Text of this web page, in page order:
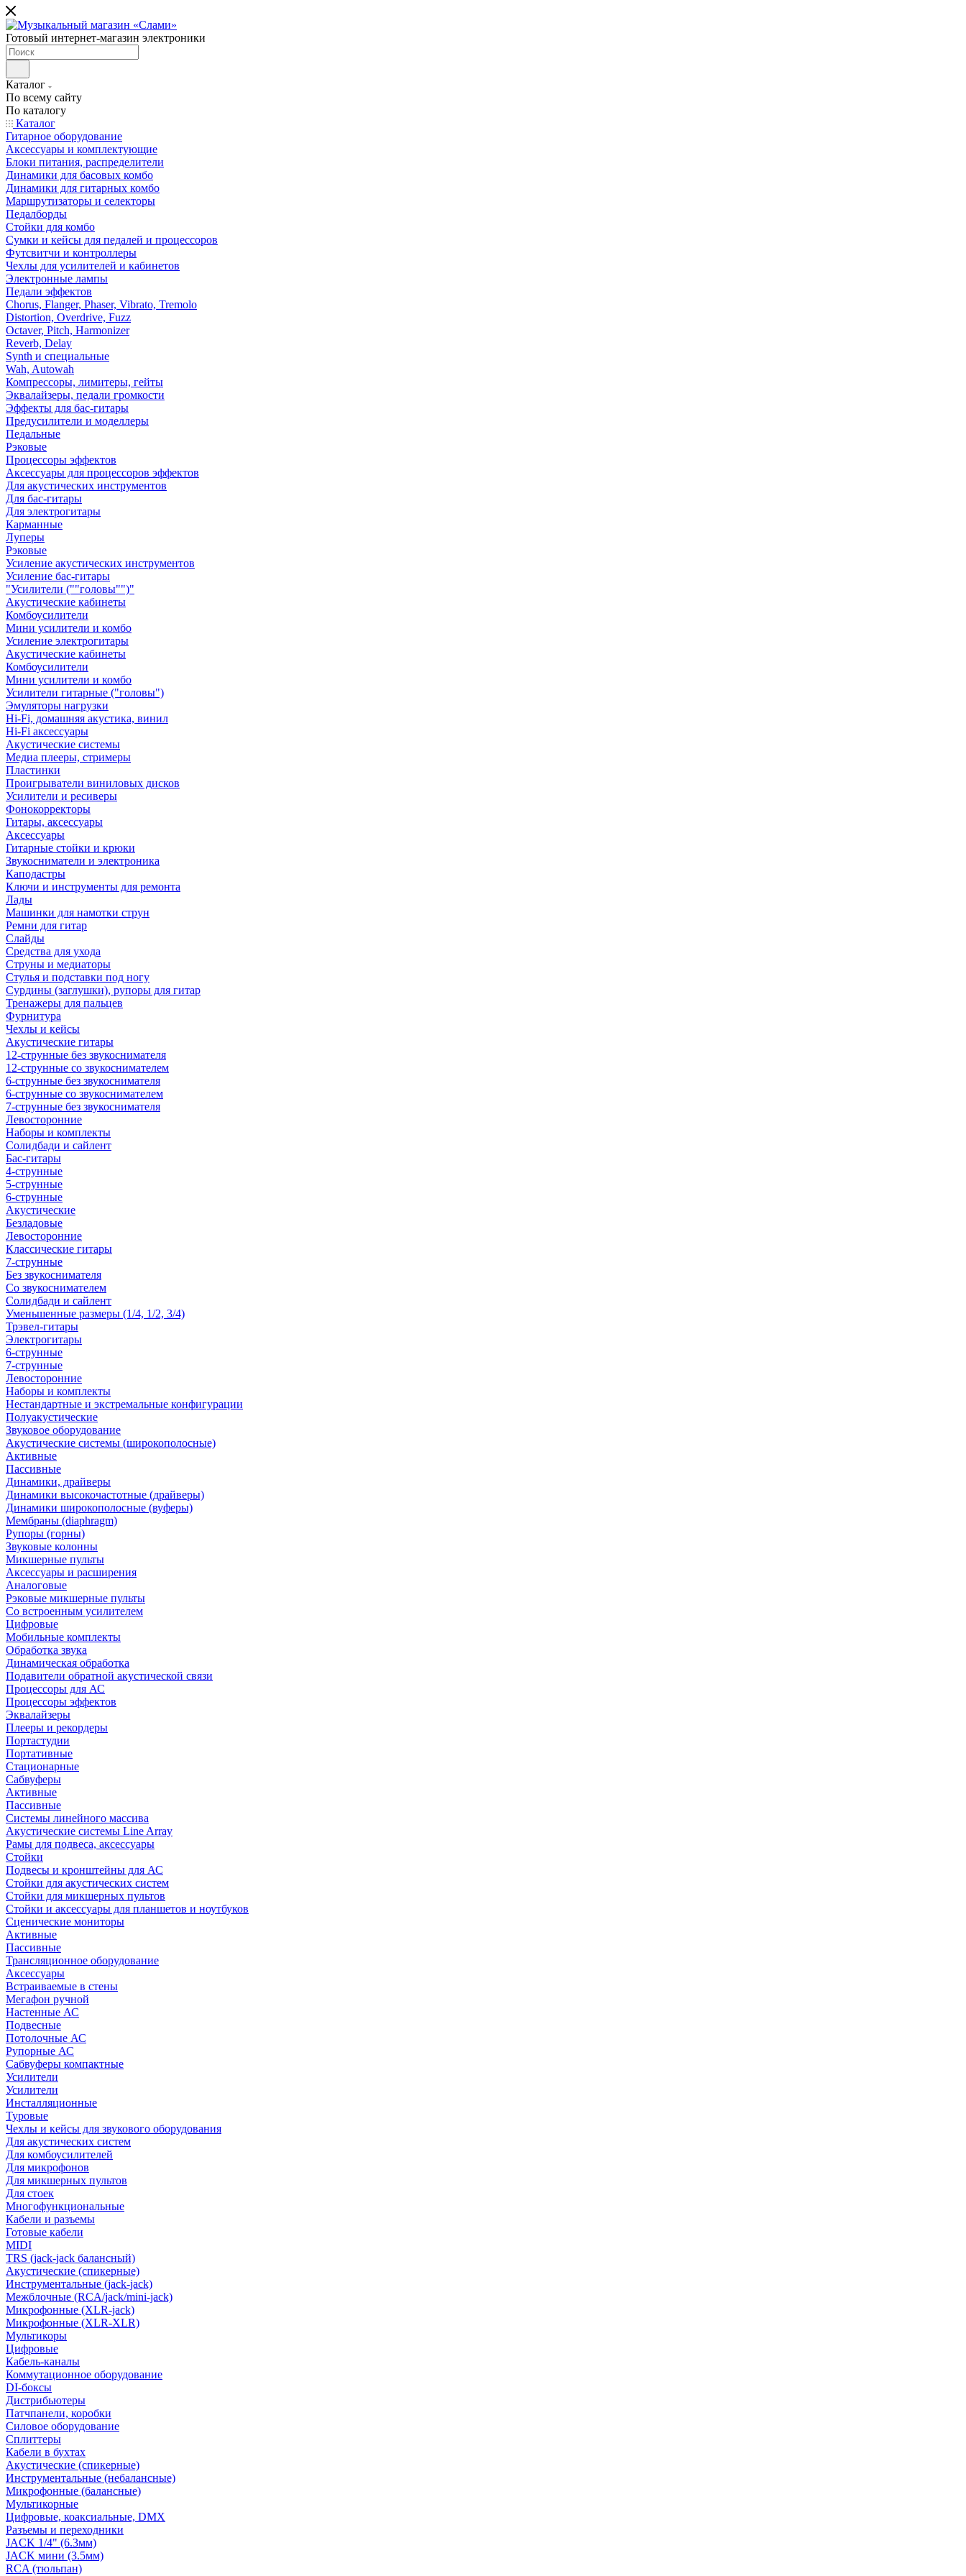
Готовый интернет-магазин электроники
Каталог
По всему сайту
По каталогу
Каталог
Гитарное оборудование
Аксессуары и комплектующие
Блоки питания, распределители
Динамики для басовых комбо
Динамики для гитарных комбо
Маршрутизаторы и селекторы
Педалборды
Стойки для комбо
Сумки и кейсы для педалей и процессоров
Футсвитчи и контроллеры
Чехлы для усилителей и кабинетов
Электронные лампы
Педали эффектов
Chorus, Flanger, Phaser, Vibrato, Tremolo
Distortion, Overdrive, Fuzz
Octaver, Pitch, Harmonizer
Reverb, Delay
Synth и специальные
Wah, Autowah
Компрессоры, лимитеры, гейты
Эквалайзеры, педали громкости
Эффекты для бас-гитары
Предусилители и моделлеры
Педальные
Рэковые
Процессоры эффектов
Аксессуары для процессоров эффектов
Для акустических инструментов
Для бас-гитары
Для электрогитары
Карманные
Луперы
Рэковые
Усиление акустических инструментов
Усиление бас-гитары
"Усилители (""головы"")"
Акустические кабинеты
Комбоусилители
Мини усилители и комбо
Усиление электрогитары
Акустические кабинеты
Комбоусилители
Мини усилители и комбо
Усилители гитарные ("головы")
Эмуляторы нагрузки
Hi-Fi, домашняя акустика, винил
Hi-Fi аксессуары
Акустические системы
Медиа плееры, стримеры
Пластинки
Проигрыватели виниловых дисков
Усилители и ресиверы
Фонокорректоры
Гитары, аксессуары
Аксессуары
Гитарные стойки и крюки
Звукосниматели и электроника
Каподастры
Ключи и инструменты для ремонта
Лады
Машинки для намотки струн
Ремни для гитар
Слайды
Средства для ухода
Струны и медиаторы
Стулья и подставки под ногу
Сурдины (заглушки), рупоры для гитар
Тренажеры для пальцев
Фурнитура
Чехлы и кейсы
Акустические гитары
12-струнные без звукоснимателя
12-струнные со звукоснимателем
6-струнные без звукоснимателя
6-струнные со звукоснимателем
7-струнные без звукоснимателя
Левосторонние
Наборы и комплекты
Солидбади и сайлент
Бас-гитары
4-струнные
5-струнные
6-струнные
Акустические
Безладовые
Левосторонние
Классические гитары
7-струнные
Без звукоснимателя
Со звукоснимателем
Солидбади и сайлент
Уменьшенные размеры (1/4, 1/2, 3/4)
Трэвел-гитары
Электрогитары
6-струнные
7-струнные
Левосторонние
Наборы и комплекты
Нестандартные и экстремальные конфигурации
Полуакустические
Звуковое оборудование
Акустические системы (широкополосные)
Активные
Пассивные
Динамики, драйверы
Динамики высокочастотные (драйверы)
Динамики широкополосные (вуферы)
Мембраны (diaphragm)
Рупоры (горны)
Звуковые колонны
Микшерные пульты
Аксессуары и расширения
Аналоговые
Рэковые микшерные пульты
Со встроенным усилителем
Цифровые
Мобильные комплекты
Обработка звука
Динамическая обработка
Подавители обратной акустической связи
Процессоры для АС
Процессоры эффектов
Эквалайзеры
Плееры и рекордеры
Портастудии
Портативные
Стационарные
Сабвуферы
Активные
Пассивные
Системы линейного массива
Акустические системы Line Array
Рамы для подвеса, аксессуары
Стойки
Подвесы и кронштейны для АС
Стойки для акустических систем
Стойки для микшерных пультов
Стойки и аксессуары для планшетов и ноутбуков
Сценические мониторы
Активные
Пассивные
Трансляционное оборудование
Аксессуары
Встраиваемые в стены
Мегафон ручной
Настенные АС
Подвесные
Потолочные АС
Рупорные АС
Сабвуферы компактные
Усилители
Усилители
Инсталляционные
Туровые
Чехлы и кейсы для звукового оборудования
Для акустических систем
Для комбоусилителей
Для микрофонов
Для микшерных пультов
Для стоек
Многофункциональные
Кабели и разъемы
Готовые кабели
MIDI
TRS (jack-jack балансный)
Акустические (спикерные)
Инструментальные (jack-jack)
Межблочные (RCA/jack/mini-jack)
Микрофонные (XLR-jack)
Микрофонные (XLR-XLR)
Мультикоры
Цифровые
Кабель-каналы
Коммутационное оборудование
DI-боксы
Дистрибьютеры
Патчпанели, коробки
Силовое оборудование
Сплиттеры
Кабели в бухтах
Акустические (спикерные)
Инструментальные (небалансные)
Микрофонные (балансные)
Мультикорные
Цифровые, коаксиальные, DMX
Разъемы и переходники
JACK 1/4" (6.3мм)
JACK мини (3.5мм)
RCA (тюльпан)